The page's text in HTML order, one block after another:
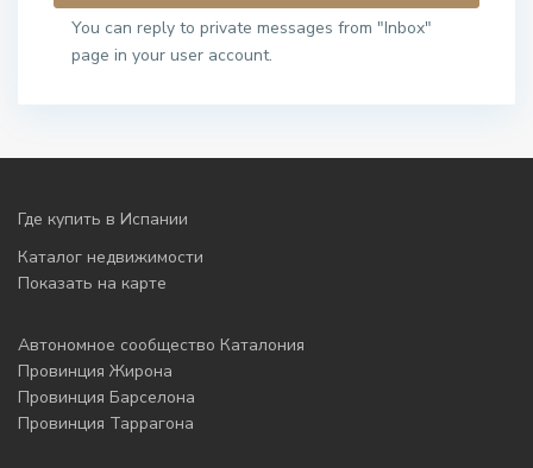
You can reply to private messages from "Inbox"
page in your user account.
Где купить в Испании
Каталог недвижимости
Показать на карте
Автономное сообщество Каталония
Провинция Жирона
Провинция Барселона
Провинция Таррагона